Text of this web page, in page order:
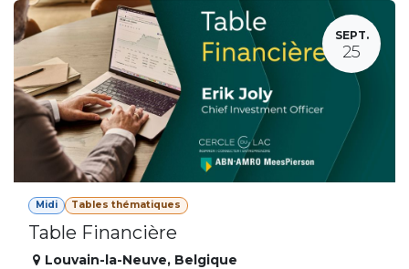
SEPT.
25
Midi Tables thématiques
Table Financière
Louvain-la-Neuve, Belgique